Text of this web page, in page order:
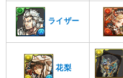
ライザー
花梨